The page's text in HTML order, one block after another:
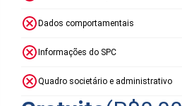
Dados comportamentais
Informações do SPC
Quadro societário e administrativo